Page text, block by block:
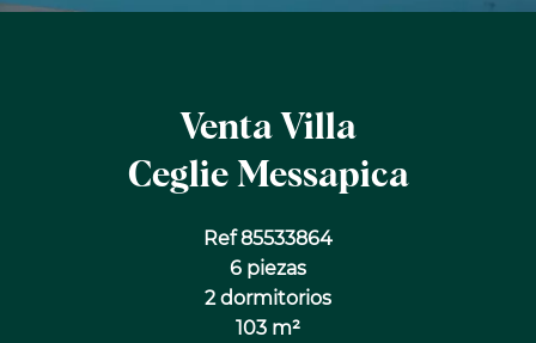
Venta Villa
Ceglie Messapica
Ref 85533864
6 piezas
2 dormitorios
103 m²